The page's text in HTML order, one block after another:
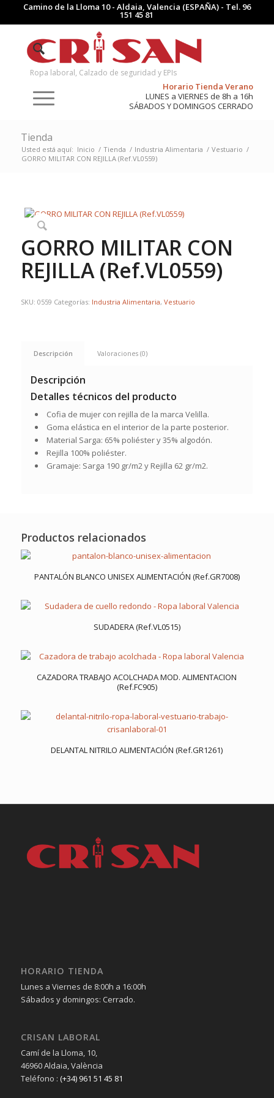
Camino de la Lloma 10 - Aldaia, Valencia (ESPAÑA) - Tel. 96
151 45 81
Ropa laboral, Calzado de seguridad y EPIs
Horario Tienda Verano
LUNES a VIERNES de 8h a 16h
SÁBADOS Y DOMINGOS CERRADO
Tienda
Usted está aquí: Inicio / Tienda / Industria Alimentaria / Vestuario /
GORRO MILITAR CON REJILLA (Ref.VL0559)
GORRO MILITAR CON
REJILLA (Ref.VL0559)
SKU: 0559 Categorías: Industria Alimentaria, Vestuario
Descripción Valoraciones (0)
Descripción
Detalles técnicos del producto
Cofia de mujer con rejilla de la marca Velilla.
Goma elástica en el interior de la parte posterior.
Material Sarga: 65% poliéster y 35% algodón.
Rejilla 100% poliéster.
Gramaje: Sarga 190 gr/m2 y Rejilla 62 gr/m2.
Productos relacionados
PANTALÓN BLANCO UNISEX ALIMENTACIÓN (Ref.GR7008)
SUDADERA (Ref.VL0515)
CAZADORA TRABAJO ACOLCHADA MOD. ALIMENTACION
(Ref.FC905)
DELANTAL NITRILO ALIMENTACIÓN (Ref.GR1261)
HORARIO TIENDA
Lunes a Viernes de 8:00h a 16:00h
Sábados y domingos: Cerrado.
CRISAN LABORAL
Camí de la Lloma, 10,
46960 Aldaia, València
Teléfono : (+34) 961 51 45 81